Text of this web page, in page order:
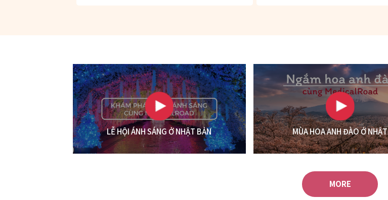
LỄ HỘI ÁNH SÁNG Ở NHẬT BẢN MÙA HOA ANH ĐÀO Ở NHẬT
MORE